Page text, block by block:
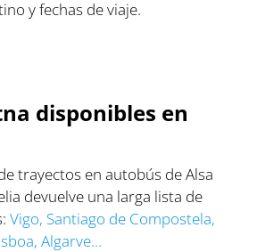
y fechas de viaje.
disponibles en
trayectos en autobús de Alsa
devuelve una larga lista de
Vigo, Santiago de Compostela,
, Algarve...